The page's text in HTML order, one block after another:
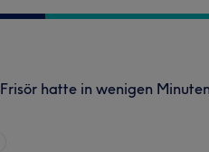
hatte in wenigen